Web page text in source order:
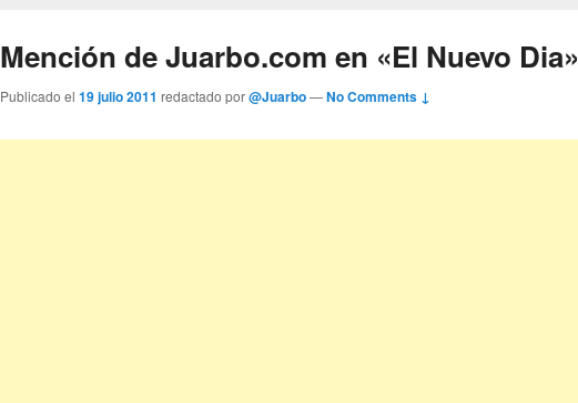
Mención de Juarbo.com en «El Nuevo Dia»
Publicado el19 julio 2011 redactado por@Juarbo—No Comments ↓